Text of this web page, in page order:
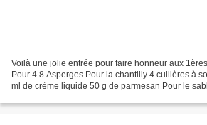
Voilà une jolie entrée pour faire honneur aux
Pour 4 8 Asperges Pour la chantilly 4 cuillères à
ml de crème liquide 50 g de parmesan Pour le